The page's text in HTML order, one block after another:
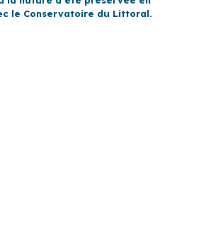
le Conservatoire du Littoral.